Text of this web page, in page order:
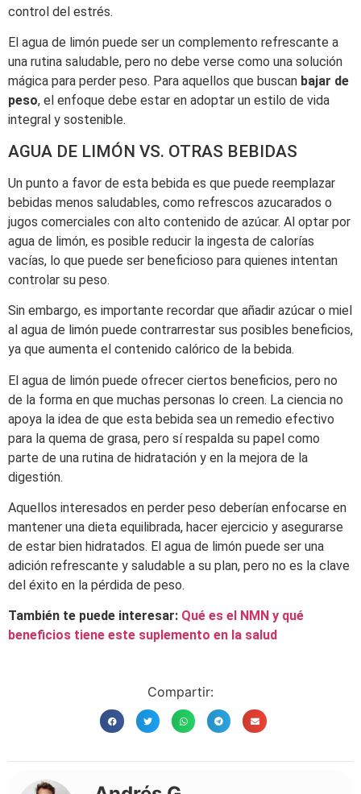
control del estrés.
El agua de limón puede ser un complemento refrescante a
una rutina saludable, pero no debe verse como una solución
mágica para perder peso. Para aquellos que buscan bajar de
peso, el enfoque debe estar en adoptar un estilo de vida
integral y sostenible.
AGUA DE LIMÓN VS. OTRAS BEBIDAS
Un punto a favor de esta bebida es que puede reemplazar
bebidas menos saludables, como refrescos azucarados o
jugos comerciales con alto contenido de azúcar. Al optar por
agua de limón, es posible reducir la ingesta de calorías
vacías, lo que puede ser beneficioso para quienes intentan
controlar su peso.
Sin embargo, es importante recordar que añadir azúcar o miel
al agua de limón puede contrarrestar sus posibles beneficios,
ya que aumenta el contenido calórico de la bebida.
El agua de limón puede ofrecer ciertos beneficios, pero no
de la forma en que muchas personas lo creen. La ciencia no
apoya la idea de que esta bebida sea un remedio efectivo
para la quema de grasa, pero sí respalda su papel como
parte de una rutina de hidratación y en la mejora de la
digestión.
Aquellos interesados en perder peso deberían enfocarse en
mantener una dieta equilibrada, hacer ejercicio y asegurarse
de estar bien hidratados. El agua de limón puede ser una
adición refrescante y saludable a su plan, pero no es la clave
del éxito en la pérdida de peso.
También te puede interesar: Qué es el NMN y qué
beneficios tiene este suplemento en la salud
Compartir: